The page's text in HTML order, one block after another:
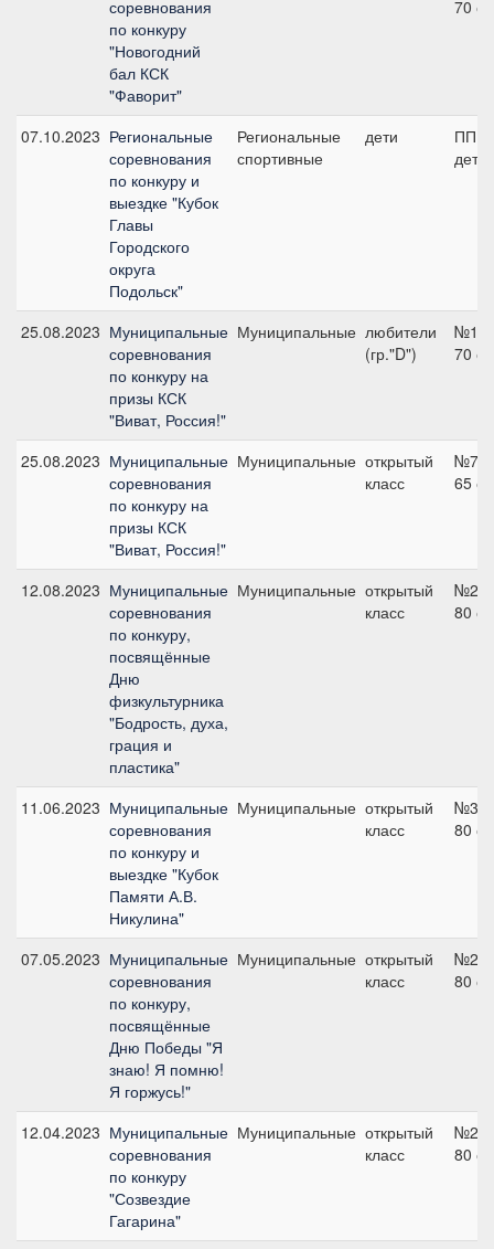
соревнования
по конкуру
"Новогодний
бал КСК
"Фаворит"
70 см
07.10.2023 Региональные
соревнования
по конкуру и
выездке "Кубок
Главы
Городского
округа
Подольск"
Региональные
спортивные
дети
ПП А,
дети
25.08.2023 Муниципальные
соревнования
по конкуру на
призы КСК
"Виват, Россия!"
Муниципальные любители
(гр."D")
№11,
70 см
25.08.2023 Муниципальные
соревнования
по конкуру на
призы КСК
"Виват, Россия!"
Муниципальные открытый
класс
№7,
65 см
12.08.2023 Муниципальные
соревнования
по конкуру,
посвящённые
Дню
физкультурника
"Бодрость, духа,
грация и
пластика"
Муниципальные открытый
класс
№2В,
80 см
11.06.2023 Муниципальные
соревнования
по конкуру и
выездке "Кубок
Памяти А.В.
Никулина"
Муниципальные открытый
класс
№3А,
80 см
07.05.2023 Муниципальные
соревнования
по конкуру,
посвящённые
Дню Победы "Я
знаю! Я помню!
Я горжусь!"
Муниципальные открытый
класс
№2В,
80 см
12.04.2023 Муниципальные
соревнования
по конкуру
"Созвездие
Гагарина"
Муниципальные открытый
класс
№2,
80 см